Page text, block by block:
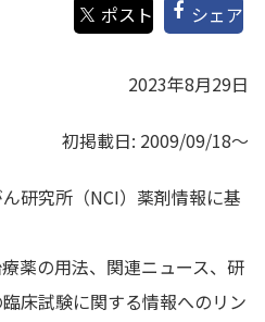
シェア
2023年8月29日
初掲載日: 2009/09/18～
研究所（NCI）薬剤情報に基
薬の用法、関連ニュース、研
床試験に関する情報へのリン